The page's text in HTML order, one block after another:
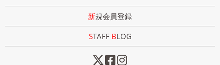
新規会員登録
STAFF BLOG